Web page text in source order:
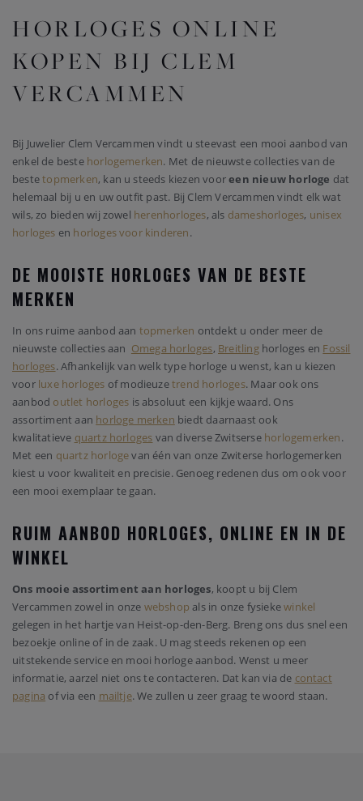
HORLOGES ONLINE
KOPEN BIJ CLEM
VERCAMMEN
Bij Juwelier Clem Vercammen vindt u steevast een mooi aanbod van
enkel de beste horlogemerken. Met de nieuwste collecties van de
bestetopmerken, kan u steeds kiezen vooreen nieuw horloge dat
helemaal bij u en uw outfit past. Bij Clem Vercammen vindt elk wat
wils, zo bieden wij zowel herenhorloges, als dameshorloges, unisex
horloges en horloges voor kinderen.
DE MOOISTE HORLOGES VAN DE BESTE
MERKEN
In ons ruime aanbod aan topmerken ontdekt u onder meer de
nieuwste collecties aan Omega horloges, Breitlinghorloges en Fossil
horloges. Afhankelijk van welk type horloge u wenst, kan u kiezen
voor luxe horloges of modieuzetrend horloges. Maar ook ons
aanbod outlet horloges is absoluut een kijkje waard. Ons
assortiment aan horloge merken biedt daarnaast ook
kwalitatieve quartz horloges van diverse Zwitserse horlogemerken.
Met een quartz horlogevan één van onze Zwiterse horlogemerken
kiest u voor kwaliteit en precisie. Genoeg redenen dus om ook voor
een mooi exemplaar te gaan.
RUIM AANBOD HORLOGES, ONLINE EN IN DE
WINKEL
Ons mooie assortiment aan horloges, koopt u bij Clem
Vercammen zowel in onze webshop als in onze fysiekewinkel
gelegen in het hartje van Heist-op-den-Berg. Breng ons dus snel een
bezoekje online of in de zaak. U mag steeds rekenen op een
uitstekende service en mooi horloge aanbod. Wenst u meer
informatie, aarzel niet ons te contacteren. Dat kan via de contact
pagina of via een mailtje. We zullen u zeer graag te woord staan.